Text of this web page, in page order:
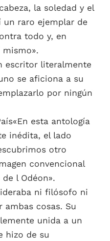
la soledad y el
un raro ejemplar de
todo y, en
escritor literalmente
se aficiona a su
por ningún
esta antología
inédita, el lado
otro
convencional
l Odéon».
ni filósofo ni
ambas cosas. Su
unida a un
hizo de su